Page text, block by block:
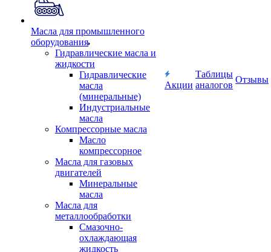
Масла для промышленного
оборудования
Гидравлические масла и
жидкости
Гидравлические
масла
(минеральные)
Индустриальные
масла
Компрессорные масла
Масло
компрессорное
Масла для газовых
двигателей
Минеральные
масла
Масла для
металлообработки
Смазочно-
охлаждающая
жидкость
Акции
Таблицы
аналогов
Отзывы